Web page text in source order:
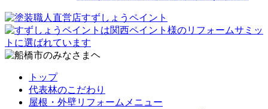
トップ
代表林のこだわり
屋根・外壁リフォームメニュー